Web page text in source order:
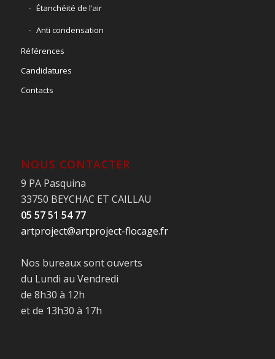
Étanchéité de l’air
Anti condensation
Références
Candidatures
Contacts
NOUS CONTACTER
9 PA Pasquina
33750 BEYCHAC ET CAILLAU
05 57 51 54 77
artproject@artproject-flocage.fr
Nos bureaux sont ouverts
du Lundi au Vendredi
de 8h30 à 12h
et de 13h30 à 17h